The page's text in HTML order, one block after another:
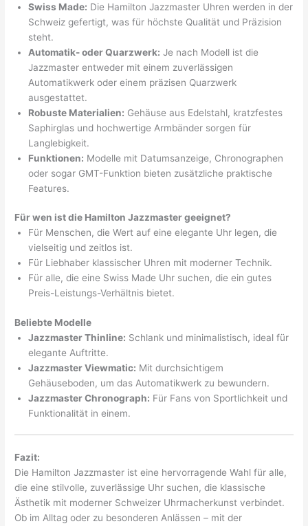
Swiss Made: Die Hamilton Jazzmaster Uhren werden in der
Schweiz gefertigt, was für höchste Qualität und Präzision
steht.
Automatik- oder Quarzwerk: Je nach Modell ist die
Jazzmaster entweder mit einem zuverlässigen
Automatikwerk oder einem präzisen Quarzwerk
ausgestattet.
Robuste Materialien: Gehäuse aus Edelstahl, kratzfestes
Saphirglas und hochwertige Armbänder sorgen für
Langlebigkeit.
Funktionen: Modelle mit Datumsanzeige, Chronographen
oder sogar GMT-Funktion bieten zusätzliche praktische
Features.
Für wen ist die Hamilton Jazzmaster geeignet?
Für Menschen, die Wert auf eine elegante Uhr legen, die
vielseitig und zeitlos ist.
Für Liebhaber klassischer Uhren mit moderner Technik.
Für alle, die eine Swiss Made Uhr suchen, die ein gutes
Preis-Leistungs-Verhältnis bietet.
Beliebte Modelle
Jazzmaster Thinline: Schlank und minimalistisch, ideal für
elegante Auftritte.
Jazzmaster Viewmatic: Mit durchsichtigem
Gehäuseboden, um das Automatikwerk zu bewundern.
Jazzmaster Chronograph: Für Fans von Sportlichkeit und
Funktionalität in einem.
Fazit:
Die Hamilton Jazzmaster ist eine hervorragende Wahl für alle,
die eine stilvolle, zuverlässige Uhr suchen, die klassische
Ästhetik mit moderner Schweizer Uhrmacherkunst verbindet.
Ob im Alltag oder zu besonderen Anlässen – mit der